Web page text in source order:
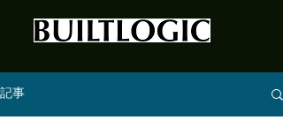
記事